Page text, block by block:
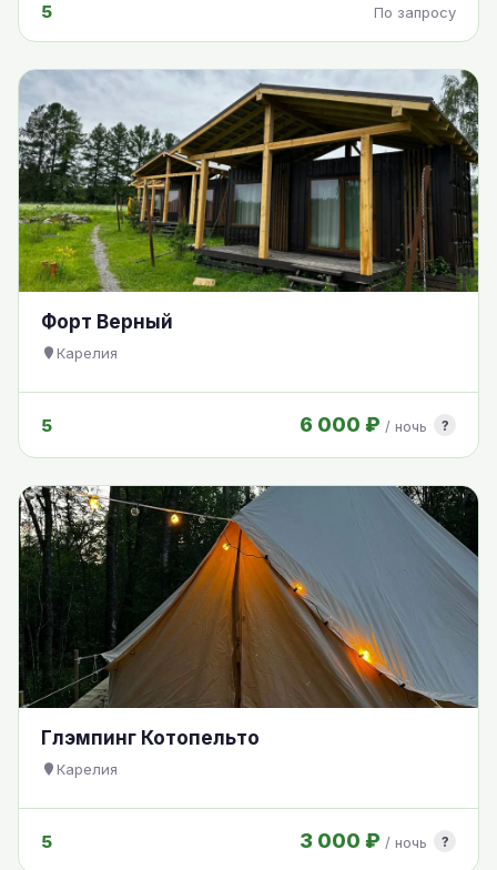
5 По запросу
Форт Верный
Карелия
5 6 000 ₽ / ночь ?
Глэмпинг Котопельто
Карелия
5 3 000 ₽ / ночь ?